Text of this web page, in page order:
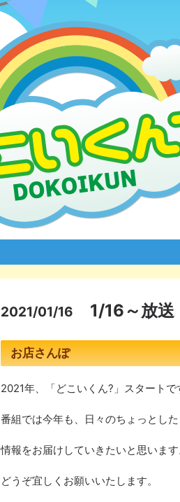
2021/01/16 1/16～放送
お店さんぽ
2021年、「どこいくん?」スタートで
番組では今年も、日々のちょっとし
情報をお届けしていきたいと思います
どうぞ宜しくお願いいたします。